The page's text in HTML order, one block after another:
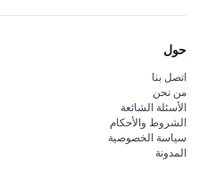
حول
اتصل بنا
من نحن
الأسئلة الشائعة
الشروط والأحكام
سياسة الخصوصية
المدونة